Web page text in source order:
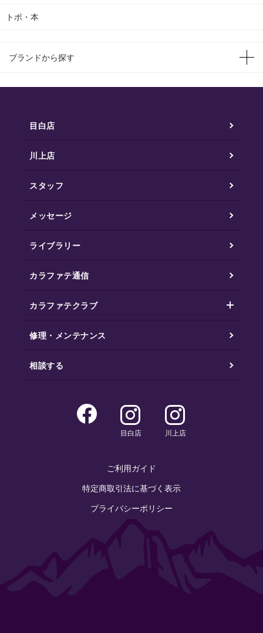
トポ・本
ブランドから探す
目白店
川上店
スタッフ
メッセージ
ライブラリー
カラファテ通信
カラファテクラブ
修理・メンテナンス
相談する
目白店 川上店
ご利用ガイド
特定商取引法に基づく表示
プライバシーポリシー